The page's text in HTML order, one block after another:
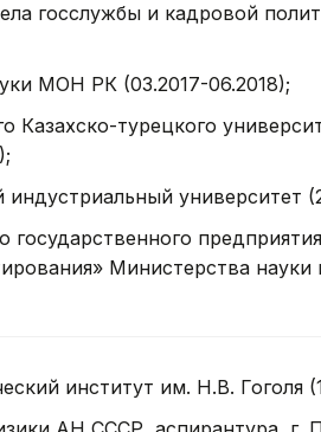
госслужбы и кадровой
МОН РК (03.2017-06.2018);
Казахско-турецкого
индустриальный университет
государственного
Министерства
институт им. Н.В. Гоголя